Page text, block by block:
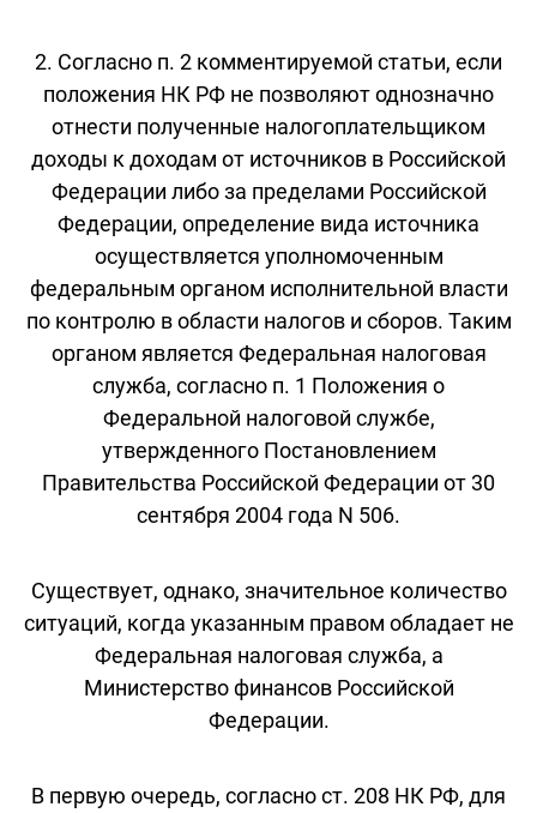
2. Согласно п. 2 комментируемой статьи, если
положения НК РФ не позволяют однозначно
отнести полученные налогоплательщиком
доходы к доходам от источников в Российской
Федерации либо за пределами Российской
Федерации, определение вида источника
осуществляется уполномоченным
федеральным органом исполнительной власти
по контролю в области налогов и сборов. Таким
органом является Федеральная налоговая
служба, согласно п. 1 Положения о
Федеральной налоговой службе,
утвержденного Постановлением
Правительства Российской Федерации от 30
сентября 2004 года N 506.
Существует, однако, значительное количество
ситуаций, когда указанным правом обладает не
Федеральная налоговая служба, а
Министерство финансов Российской
Федерации.
В первую очередь, согласно ст. 208 НК РФ, для